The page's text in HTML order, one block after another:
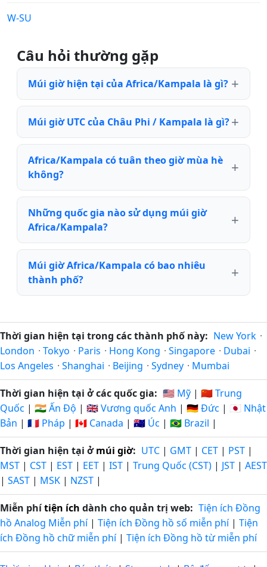
W-SU
Câu hỏi thường gặp
Múi giờ hiện tại của Africa/Kampala là gì?
Múi giờ UTC của Châu Phi / Kampala là gì?
Africa/Kampala có tuân theo giờ mùa hè
không?
Những quốc gia nào sử dụng múi giờ
Africa/Kampala?
Múi giờ Africa/Kampala có bao nhiêu
thành phố?
Thời gian hiện tại trong các thành phố này: New York ·
London · Tokyo · Paris · Hong Kong · Singapore · Dubai ·
Los Angeles · Shanghai · Beijing · Sydney · Mumbai
Thời gian hiện tại ở các quốc gia: 🇺🇸 Mỹ | 🇨🇳 Trung
Quốc | 🇮🇳 Ấn Độ | 🇬🇧 Vương quốc Anh | 🇩🇪 Đức | 🇯🇵 Nhật
Bản | 🇫🇷 Pháp | 🇨🇦 Canada | 🇦🇺 Úc | 🇧🇷 Brazil |
Thời gian hiện tại ởmúi giờ: UTC | GMT | CET | PST |
MST | CST | EST | EET | IST | Trung Quốc (CST) | JST | AEST
| SAST | MSK | NZST |
Miễn phítiện ích dành cho quản trị web: Tiện ích Đồng
hồ Analog Miễn phí| Tiện ích Đồng hồ số miễn phí| Tiện
ích Đồng hồ chữ miễn phí| Tiện ích Đồng hồ từ miễn phí